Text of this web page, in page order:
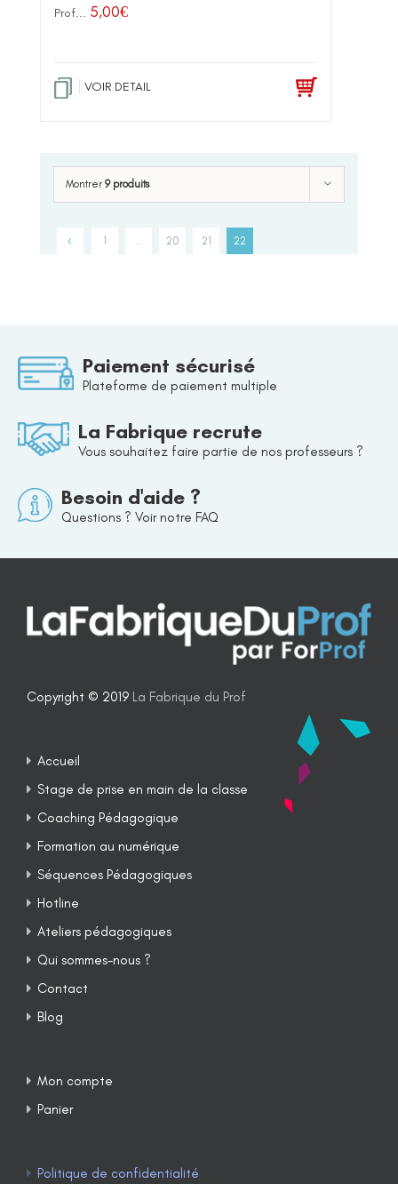
Prof... 5,00€
VOIR DETAIL
Montrer 9 produits
1 … 20 21 22
Paiement sécurisé
Plateforme de paiement multiple
La Fabrique recrute
Vous souhaitez faire partie de nos professeurs ?
Besoin d'aide ?
Questions ? Voir notre FAQ
Copyright © 2019 La Fabrique du Prof
Accueil
Stage de prise en main de la classe
Coaching Pédagogique
Formation au numérique
Séquences Pédagogiques
Hotline
Ateliers pédagogiques
Qui sommes-nous ?
Contact
Blog
Mon compte
Panier
Politique de confidentialité